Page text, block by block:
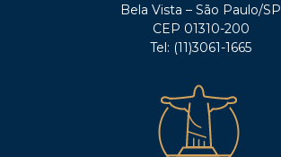
Bela Vista – São Paulo/SP
CEP 01310-200
Tel: (11)3061-1665